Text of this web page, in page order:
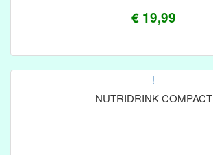
€ 19,99
!
NUTRIDRINK COMPACT